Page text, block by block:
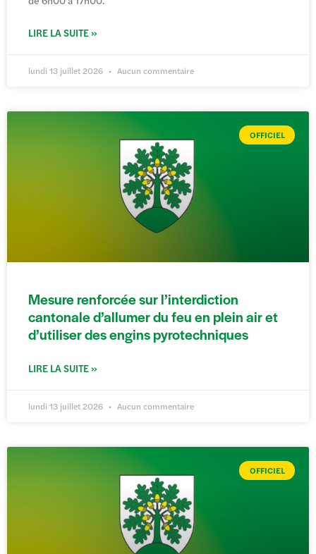
LIRE LA SUITE »
lundi 13 juillet 2026 Aucun commentaire
OFFICIEL
Mesure renforcée sur l’interdiction
cantonale d’allumer du feu en plein air et
d’utiliser des engins pyrotechniques
LIRE LA SUITE »
lundi 13 juillet 2026 Aucun commentaire
OFFICIEL